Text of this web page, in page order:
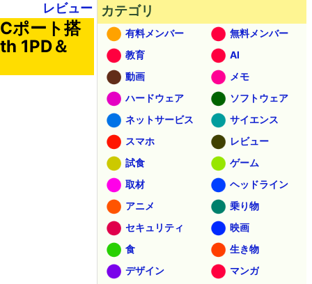
レビュー
ポート搭
1PD＆
カテゴリ
有料メンバー
無料メンバー
教育
AI
動画
メモ
ハードウェア
ソフトウェア
ネットサービス
サイエンス
スマホ
レビュー
試食
ゲーム
取材
ヘッドライン
アニメ
乗り物
セキュリティ
映画
食
生き物
デザイン
マンガ